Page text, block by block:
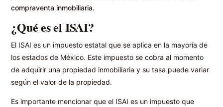
compraventa inmobiliaria.
¿Qué es el ISAI?
El ISAI es un impuesto estatal que se aplica en la mayoría de
los estados de México. Este impuesto se cobra al momento
de adquirir una propiedad inmobiliaria y su tasa puede variar
según el valor de la propiedad.
Es importante mencionar que el ISAI es un impuesto que